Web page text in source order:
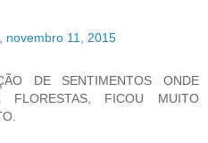
novembro 11, 2015
DE SENTIMENTOS ONDE
FLORESTAS, FICOU MUITO